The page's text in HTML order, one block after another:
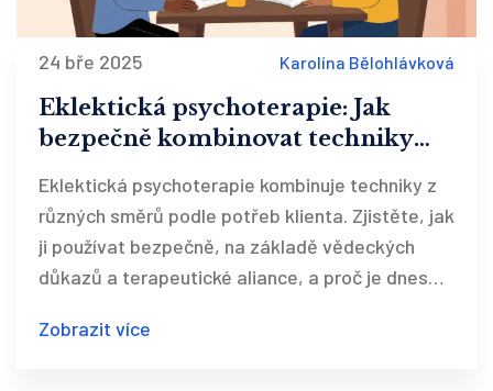
24 bře 2025 Karolína Bělohlávková
Eklektická psychoterapie: Jak
bezpečně kombinovat techniky
Eklektická psychoterapie kombinuje techniky z
různých směrů podle potřeb klienta. Zjistěte, jak
ji používat bezpečně, na základě vědeckých
důkazů a terapeutické aliance, a proč je dnes
Zobrazit více